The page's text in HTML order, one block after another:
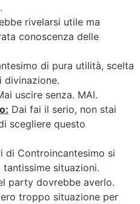
rivelarsi utile ma
conoscenza delle
di pura utilità, scelta
divinazione.
uscire senza. MAI.
Dai fai il serio, non stai
scegliere questo
di Controincantesimo si
situazioni.
party dovrebbe averlo.
troppo situazione per